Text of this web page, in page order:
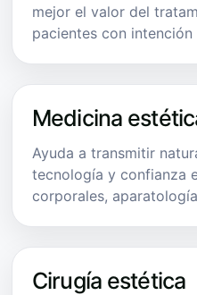
mejor el valor del
pacientes con intención
Medicina
Ayuda a transmitir
tecnología y confianza
corporales,
Cirugía estética